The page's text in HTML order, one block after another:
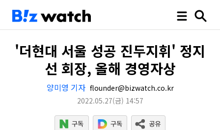
'더현대 서울 성공 진두지휘' 정지
선 회장, 올해 경영자상
양미영 기자 flounder@bizwatch.co.kr
2022.05.27(금) 14:57